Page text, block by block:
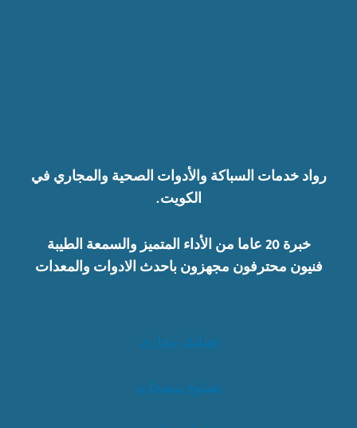
رواد خدمات السباكة والأدوات الصحية والمجاري في
الكويت.
خبرة 20 عاما من الأداء المتميز والسمعة الطيبة
فنيون محترفون مجهزون باحدث الادوات والمعدات
تسليك مجاري
تصليح مضخات